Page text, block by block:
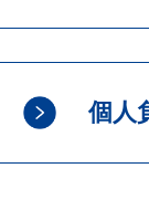
個人